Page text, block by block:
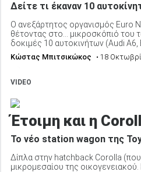
Δείτε τι έκαναν 10
Ο ανεξάρτητος οργανισμός Euro
θέτοντας στο… μικροσκόπιό του
δοκιμές 10 αυτοκινήτων (Audi
Κώστας Μπιτσικώκος • 18
VIDEO
Έτοιμη και η
To νέο station wagon της
Δίπλα στην hatchback Corolla
μικρομεσαίου της